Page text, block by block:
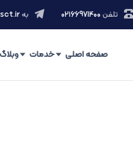
تلفن ۰۲۱66971400 به
صفحه اصلی خدمات وبلاگ